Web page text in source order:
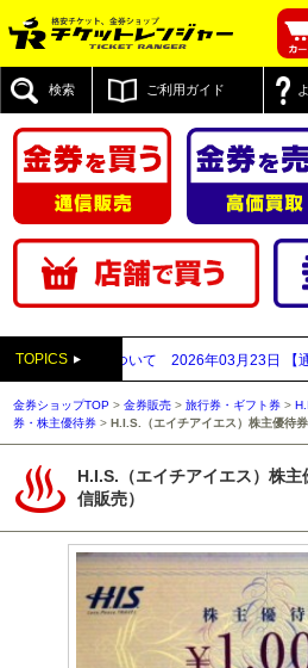
検索 ご利用ガイド
TOPICS
西口店について 2026年03月23日 【通信販
金券ショップTOP >金券販売 >旅行券・ギフト券 >
券・株主優待券 >H.I.S.（エイチアイエス）株主優待
H.I.S.（エイチアイエス）株
信販売）